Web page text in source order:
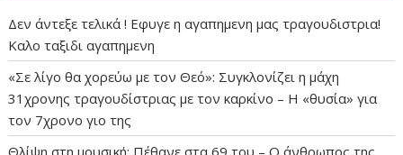
Δεν άντεξε τελικά ! Εφυγε η αγαπημενη μας τραγουδιστρια!
Καλο ταξιδι αγαπημενη
«Σε λίγο θα χορεύω με τον Θεό»: Συγκλονίζει η μάχη
31χρονης τραγουδίστριας με τον καρκίνο – Η «θυσία» για
τον 7χρονο γιο της
Θλίψη στη μουσική: Πέθανε στα 69 του – Ο άνθρωπος της